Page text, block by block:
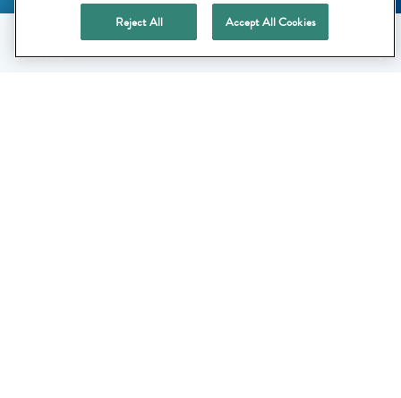
ACHETER MAINTENANT
SERVICE
Reject All Accept All Cookies